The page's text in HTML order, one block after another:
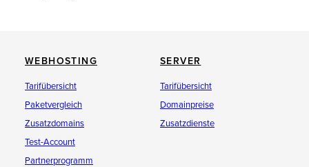
WEBHOSTING
Tarifübersicht
Paketvergleich
Zusatzdomains
Test-Account
Partnerprogramm
SERVER
Tarifübersicht
Domainpreise
Zusatzdienste